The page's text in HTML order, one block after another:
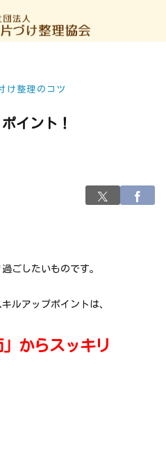
け整理のコツ
イント！
ごしたいものです。
ルアップポイントは、
」からスッキリ